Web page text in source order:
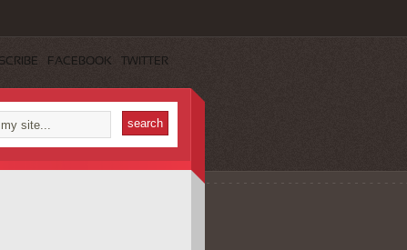
FACEBOOK TWITTER